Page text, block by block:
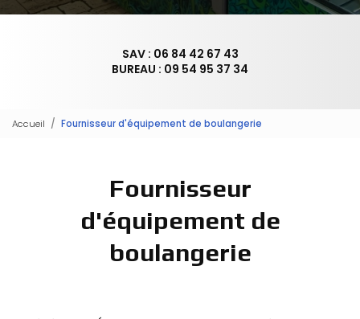
SAV : 06 84 42 67 43
BUREAU : 09 54 95 37 34
Accueil Fournisseur d'équipement de boulangerie
Fournisseur
d'équipement de
boulangerie